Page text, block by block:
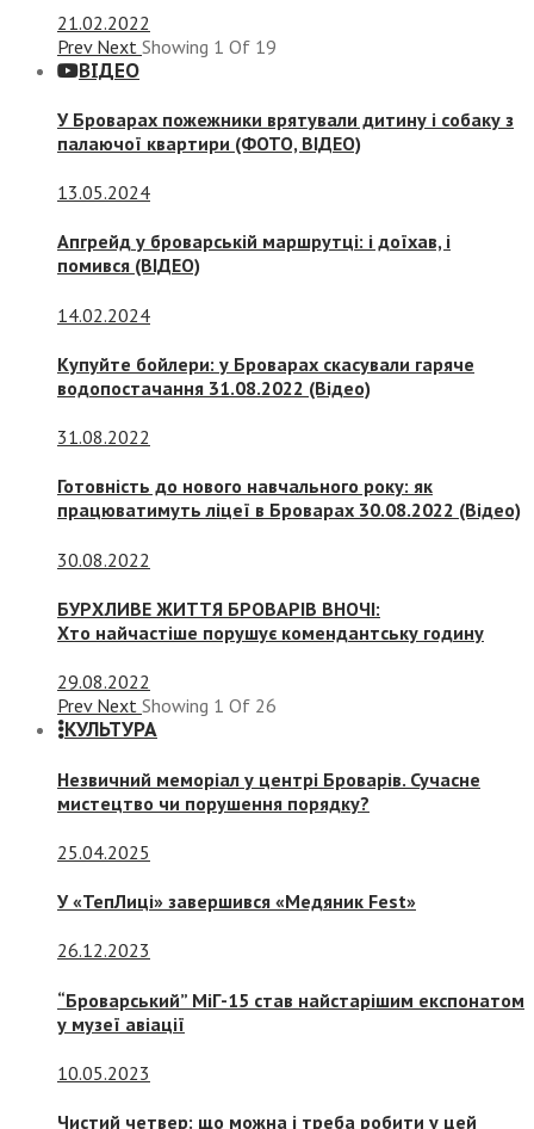
21.02.2022
Prev Next Showing 1 Of 19
ВІДЕО
У Броварах пожежники врятували дитину і собаку з
палаючої квартири (ФОТО, ВІДЕО)
13.05.2024
Апгрейд у броварській маршрутці: і доїхав, і
помився (ВІДЕО)
14.02.2024
Купуйте бойлери: у Броварах скасували гаряче
водопостачання 31.08.2022 (Відео)
31.08.2022
Готовність до нового навчального року: як
працюватимуть ліцеї в Броварах 30.08.2022 (Відео)
30.08.2022
БУРХЛИВЕ ЖИТТЯ БРОВАРІВ ВНОЧІ:
Хто найчастіше порушує комендантську годину
29.08.2022
Prev Next Showing 1 Of 26
КУЛЬТУРА
Незвичний меморіал у центрі Броварів. Сучасне
мистецтво чи порушення порядку?
25.04.2025
У «ТепЛиці» завершився «Медяник Fest»
26.12.2023
“Броварський” МіГ-15 став найстарішим експонатом
у музеї авіації
10.05.2023
Чистий четвер: що можна і треба робити у цей